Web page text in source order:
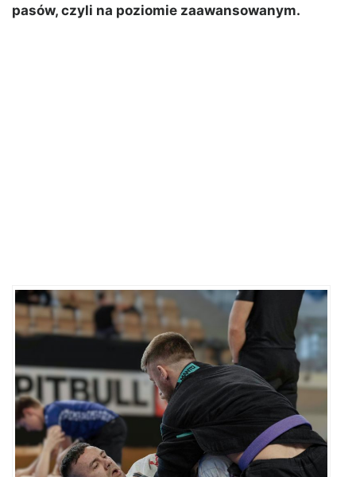
pasów, czyli na poziomie zaawansowanym.